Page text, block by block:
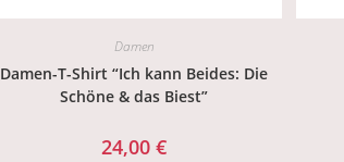
Damen
Damen-T-Shirt “Ich kann Beides: Die
Schöne & das Biest”
24,00€